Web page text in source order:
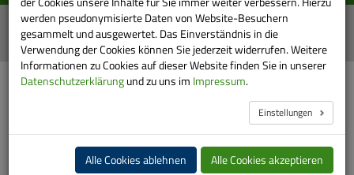
HOME SERVICE ANFRAGEN MIETBUSVERKEHR
Ihre Anfrage an uns
Wir bitten um Verständnis, dass Anfragen nur wochentags
werden pseudonymisierte Daten von Website-Besuchern
gesammelt und ausgewertet. Das Einverständnis in die
Verwendung der Cookies können Sie jederzeit widerrufen. Weitere
Informationen zu Cookies auf dieser Website finden Sie in unserer
Datenschutzerklärungund zu uns im Impressum.
Einstellungen
Alle Cookies ablehnen Alle Cookies akzeptieren